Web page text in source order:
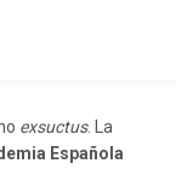
exsuctus. La
Española